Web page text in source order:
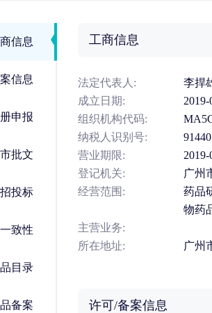
信息
信息
申报
批文
投标
致性
目录
备案
工商信息
法定代表人:
李捍
成立日期:
2019-
组织机构代码:
纳税人识别号:
营业期限:
登记机关:
广州
经营范围:
药品
物药
主营业务:
所在地址:
广州
许可/备案信息